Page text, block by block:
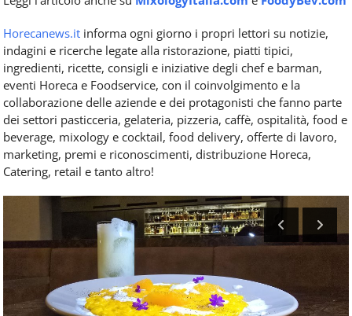
Horecanews.it informa ogni giorno i propri lettori su notizie,
indagini e ricerche legate alla ristorazione, piatti tipici,
ingredienti, ricette, consigli e iniziative degli chef e barman,
eventi Horeca e Foodservice, con il coinvolgimento e la
collaborazione delle aziende e dei protagonisti che fanno parte
dei settori pasticceria, gelateria, pizzeria, caffè, ospitalità, food e
beverage, mixology e cocktail, food delivery, offerte di lavoro,
marketing, premi e riconoscimenti, distribuzione Horeca,
Catering, retail e tanto altro!